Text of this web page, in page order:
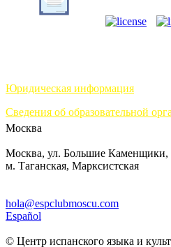
Юридическая информация
Сведения об образовательной
Москва
Москва, ул. Большие Каменщики,
м. Таганская, Марксистская
hola@espclubmoscu.com
Español
© Центр испанского языка и